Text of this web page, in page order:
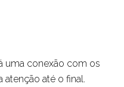
uma conexão com os
atenção até o final.